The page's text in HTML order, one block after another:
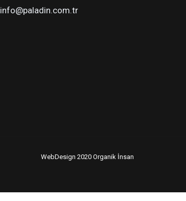
info@paladin.com.tr
WebDesign 2020 Organik İnsan